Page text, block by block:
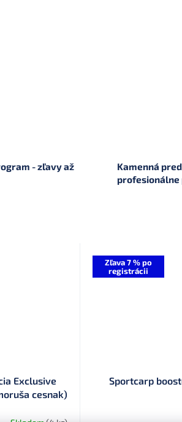
- zľavy až
Kamenná
profesionálne
Exclusive
cesnak)
Zľava 7 % po
registrácii
Sportcarp